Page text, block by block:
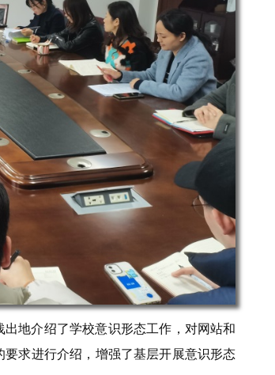
地介绍了学校意识形态工作，对网站和
求进行介绍，增强了基层开展意识形态